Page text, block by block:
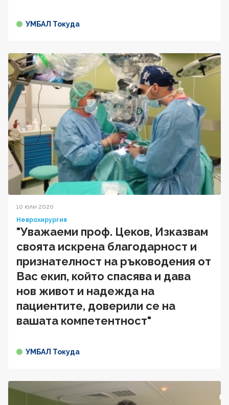
УМБАЛ Токуда
10 юли 2020
Неврохирургия
"Уважаеми проф. Цеков, Изказвам
своята искрена благодарност и
признателност на ръководения от
Вас екип, който спасява и дава
нов живот и надежда на
пациентите, доверили се на
вашата компетентност"
УМБАЛ Токуда